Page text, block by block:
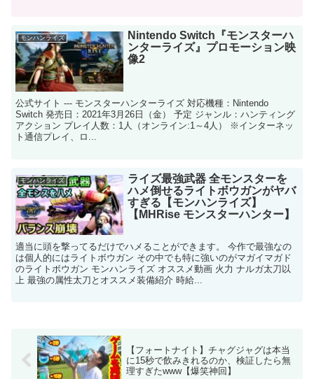
モンハンライズ
Nintendo Switch『モンスターハ
ンターライズ』プロモーション映
像2
公式サイト --- モンスターハンターライズ 対応機種：Nintendo
Switch 発売日：2021年3月26日（金） 予定 ジャンル：ハンティング
アクション プレイ人数：1人（オンライン:1～4人） ※インターネッ
ト通信プレイ、ロ...
モンハンライズ
ライズ最強武器 全モンスターを
ハメ倒せるライトボウガンがヤバ
すぎる【モンハンライズ】
【MHRise モンスターハンター】
適当に頭を撃ってるだけでハメることができます。 今作で最強なの
は個人的にはライトボウガン その中でも特に強いのがマガイマガド
のライトボウガン モンハンライズ オススメ動画 火力 ナルガ太刀以
上 最強の属性太刀とオススメ装備紹介 時給...
【フォートナイト】チャグジャグは本当
に15秒で飲みきれるのか、検証したら無
理すぎたwww【爆笑神回】